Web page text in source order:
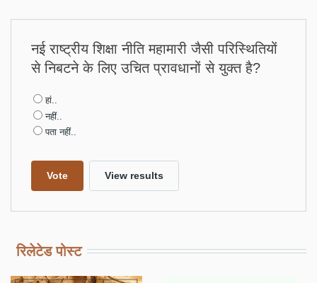
नई राष्ट्रीय शिक्षा नीति महामारी जैसी परिस्थितियों
से निबटने के लिए उचित प्रावधानों से युक्त है?
Choices
हां..
नहीं..
पता नहीं..
रिलेटेड पोस्ट